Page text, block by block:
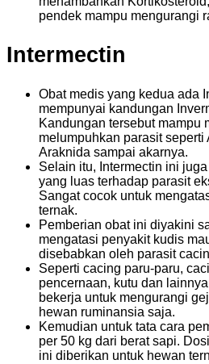
pendek mampu mengurangi
Intermectin
Obat medis yang kedua ada
mempunyai kandungan
Kandungan tersebut mampu
melumpuhkan parasit seperti
Araknida sampai akarnya.
Selain itu, Intermectin ini
yang luas terhadap parasit
Sangat cocok untuk
ternak.
Pemberian obat ini diyakini
mengatasi penyakit kudis
disebabkan oleh parasit
Seperti cacing paru-paru,
pencernaan, kutu dan
bekerja untuk mengurangi
hewan ruminansia saja.
Kemudian untuk tata cara
per 50 kg dari berat sapi.
ini diberikan untuk hewan